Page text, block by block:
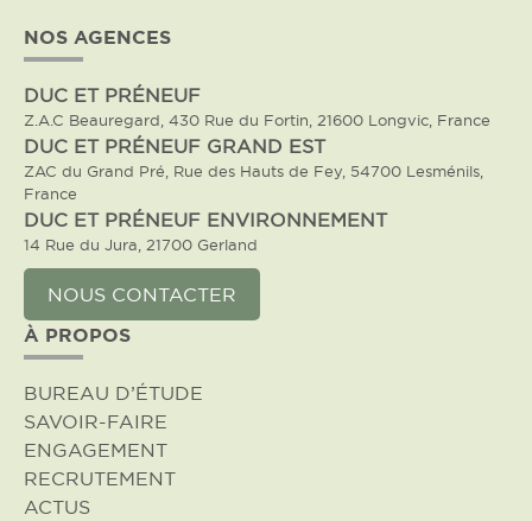
NOS AGENCES
DUC ET PRÉNEUF
Z.A.C Beauregard, 430 Rue du Fortin, 21600 Longvic, France
DUC ET PRÉNEUF GRAND EST
ZAC du Grand Pré, Rue des Hauts de Fey, 54700 Lesménils,
France
DUC ET PRÉNEUF ENVIRONNEMENT
14 Rue du Jura, 21700 Gerland
NOUS CONTACTER
À PROPOS
BUREAU D’ÉTUDE
SAVOIR-FAIRE
ENGAGEMENT
RECRUTEMENT
ACTUS